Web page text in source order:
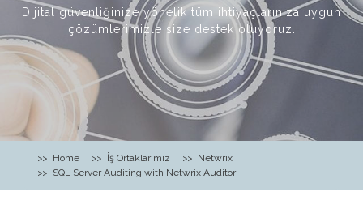
Dijital güvenliğinize yönelik tüm ihtiyaçlarınıza uygun
çözümlerimizle size destek oluyoruz.
Home İş Ortaklarımız
Netwrix
SQL Server Auditing with Netwrix Auditor